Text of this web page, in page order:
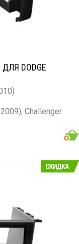
DODGE
Challenger
(2008 -
(2008 -
- 2010),